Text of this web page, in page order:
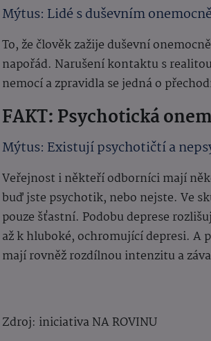
Mýtus: Lidé s duševním
To, že člověk zažije duševní
napořád. Narušení kontaktu s
nemocí a zpravidla se jedná o
FAKT: Psychotická
Mýtus: Existují psychotičtí a
Veřejnost i někteří odborníci mají
buď jste psychotik, nebo nejste. Ve
pouze šťastní. Podobu deprese
až k hluboké, ochromující depresi. A
mají rovněž rozdílnou intenzitu a
Zdroj: iniciativa NA ROVINU